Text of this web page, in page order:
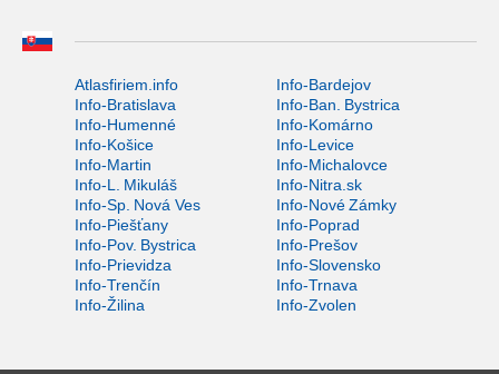
Atlasfiriem.info
Info-Bardejov
Info-Bratislava
Info-Ban. Bystrica
Info-Humenné
Info-Komárno
Info-Košice
Info-Levice
Info-Martin
Info-Michalovce
Info-L. Mikuláš
Info-Nitra.sk
Info-Sp. Nová Ves
Info-Nové Zámky
Info-Piešťany
Info-Poprad
Info-Pov. Bystrica
Info-Prešov
Info-Prievidza
Info-Slovensko
Info-Trenčín
Info-Trnava
Info-Žilina
Info-Zvolen